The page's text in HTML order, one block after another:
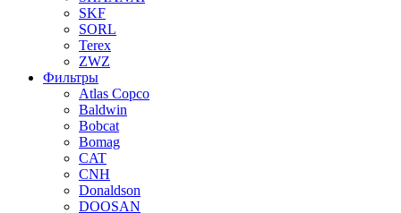
SKF
SORL
Terex
ZWZ
Фильтры
Atlas Copco
Baldwin
Bobcat
Bomag
CAT
CNH
Donaldson
DOOSAN